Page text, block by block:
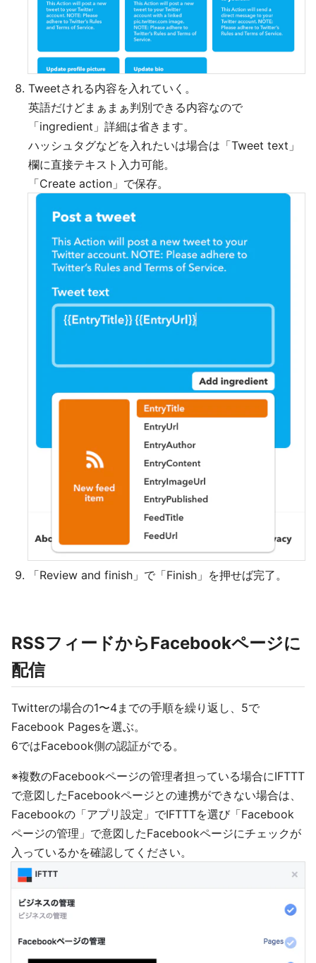
Tweetされる内容を入れていく。
英語だけどまぁまぁ判別できる内容なので
「ingredient」詳細は省きます。
ハッシュタグなどを入れたいは場合は「Tweet text」
欄に直接テキスト入力可能。
「Create action」で保存。
「Review and finish」で「Finish」を押せば完了。
RSSフィードからFacebookページに
配信
Twitterの場合の1〜4までの手順を繰り返し、5で
Facebook Pagesを選ぶ。
6ではFacebook側の認証がでる。
※複数のFacebookページの管理者担っている場合にIFTTT
で意図したFacebookページとの連携ができない場合は、
Facebookの「アプリ設定」でIFTTTを選び「Facebook
ページの管理」で意図したFacebookページにチェックが
入っているかを確認してください。